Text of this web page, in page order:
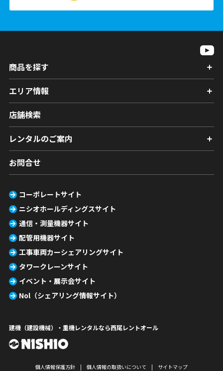
商品を探す
エリア情報
店舗検索
レンタルのご案内
お問合せ
コーポレートサイト
ニシオホールディングスサイト
通信・測量機器サイト
配管用機器サイト
工事車両カーシェアリングサイト
タワークレーンサイト
イベント・展示会サイト
Nol（シェアリング情報サイト）
建機（建設機械）・重機レンタルなら西尾レントオール
個人情報保護方針 個人情報の取扱いについて サイトマップ